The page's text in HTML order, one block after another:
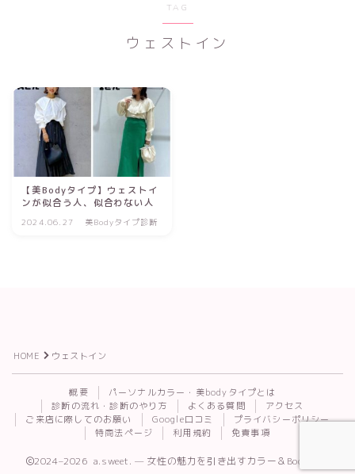
お申し込み
TAG
ウェストイン
【美Bodyタイプ】ウェストイ
ンが似合う人、似合わない人
2024.06.27 美Bodyタイプ診断
HOME ウェストイン
概要
パーソナルカラー・美bodyタイプとは
診断の流れ・診断のやり方
よくある質問
アクセス
ご来店に際してのお願い
Google口コミ
プライバシーポリシー
特商法ページ
利用規約 免責事項
2024–2026 a.sweet. — 女性の魅力を引き出すカラー＆Body診断